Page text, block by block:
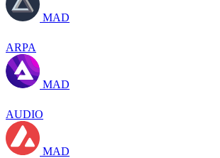
MAD
ARPA
MAD
AUDIO
MAD